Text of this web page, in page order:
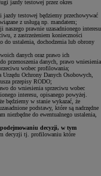
jazdy testowej przez okres
jazdy testowej będziemy przechowywać
z usługą np. mandatem;
naszego prawnie uzasadnionego interesu
z zastrzeżeniem konieczności
do ustalenia, dochodzenia lub obrony
danych oraz prawo ich
przenoszenia danych, prawo wniesienia
wobec profilowania;
Urzędu Ochrony Danych Osobowych,
przepisy RODO;
do wniesienia sprzeciwu wobec
interesu, opisanego powyżej.
będziemy w stanie wykazać, że
podstawy, które są nadrzędne
niezbędne do ewentualnego ustalenia,
decyzji, w tym
decyzji tj. profilowaniu które